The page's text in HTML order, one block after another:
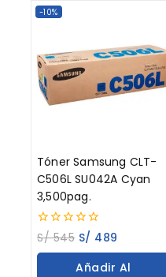
-10%
Tóner Samsung CLT-
C506L SU042A Cyan
3,500pag.
0
out
of
S/545 S/ 489
Añadir Al